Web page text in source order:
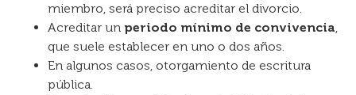
miembro, será preciso acreditar el divorcio.
Acreditar un periodo mínimo de convivencia,
que suele establecer en uno o dos años.
En algunos casos, otorgamiento de escritura
pública.